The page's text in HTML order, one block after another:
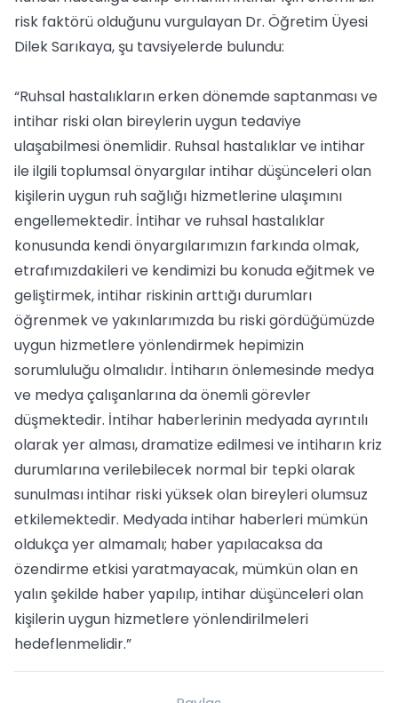
risk faktörü olduğunu vurgulayan Dr. Öğretim Üyesi
Dilek Sarıkaya, şu tavsiyelerde bulundu:
“Ruhsal hastalıkların erken dönemde saptanması ve
intihar riski olan bireylerin uygun tedaviye
ulaşabilmesi önemlidir. Ruhsal hastalıklar ve intihar
ile ilgili toplumsal önyargılar intihar düşünceleri olan
kişilerin uygun ruh sağlığı hizmetlerine ulaşımını
engellemektedir. İntihar ve ruhsal hastalıklar
konusunda kendi önyargılarımızın farkında olmak,
etrafımızdakileri ve kendimizi bu konuda eğitmek ve
geliştirmek, intihar riskinin arttığı durumları
öğrenmek ve yakınlarımızda bu riski gördüğümüzde
uygun hizmetlere yönlendirmek hepimizin
sorumluluğu olmalıdır. İntiharın önlemesinde medya
ve medya çalışanlarına da önemli görevler
düşmektedir. İntihar haberlerinin medyada ayrıntılı
olarak yer alması, dramatize edilmesi ve intiharın kriz
durumlarına verilebilecek normal bir tepki olarak
sunulması intihar riski yüksek olan bireyleri olumsuz
etkilemektedir. Medyada intihar haberleri mümkün
oldukça yer almamalı; haber yapılacaksa da
özendirme etkisi yaratmayacak, mümkün olan en
yalın şekilde haber yapılıp, intihar düşünceleri olan
kişilerin uygun hizmetlere yönlendirilmeleri
hedeflenmelidir.”